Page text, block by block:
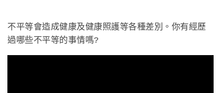
不平等會造成健康及健康照護等各種差別。你有經歷
過哪些不平等的事情嗎?